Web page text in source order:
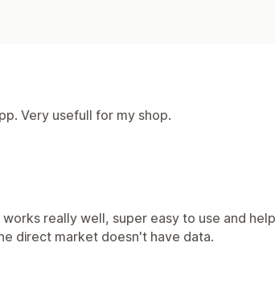
Very usefull for my shop.
works really well, super easy to use and
direct market doesn't have data.